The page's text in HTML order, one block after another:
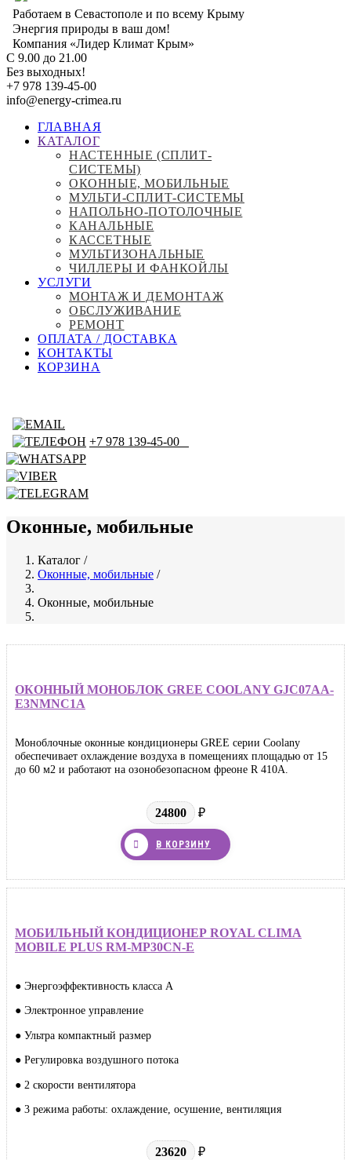
Перейти
основному
содержанию
Работаем в Севастополе и по всему Крыму
Энергия природы в ваш дом!
Компания «Лидер Климат Крым»
С 9.00 до 21.00
Без выходных!
+7 978 139-45-00
info@energy-crimea.ru
Main
navigation
ГЛАВНАЯ
КАТАЛОГ
НАСТЕННЫЕ (СПЛИТ-
СИСТЕМЫ)
ОКОННЫЕ, МОБИЛЬНЫЕ
МУЛЬТИ-СПЛИТ-СИСТЕМЫ
НАПОЛЬНО-ПОТОЛОЧНЫЕ
КАНАЛЬНЫЕ
КАССЕТНЫЕ
МУЛЬТИЗОНАЛЬНЫЕ
ЧИЛЛЕРЫ И ФАНКОЙЛЫ
УСЛУГИ
МОНТАЖ И ДЕМОНТАЖ
ОБСЛУЖИВАНИЕ
РЕМОНТ
ОПЛАТА / ДОСТАВКА
КОНТАКТЫ
КОРЗИНА
+7 978 139-45-00
Оконные, мобильные
Строка
навигации
Каталог /
Оконные, мобильные /
Оконные, мобильные
ОКОННЫЙ МОНОБЛОК GREE COOLANY GJC07AA-
E3NMNC1A
Моноблочные оконные кондиционеры GREE серии Coolany
обеспечивает охлаждение воздуха в помещениях площадью от 15
до 60 м2 и работают на озонобезопасном фреоне R 410A.
24800 ₽
В КОРЗИНУ
МОБИЛЬНЫЙ КОНДИЦИОНЕР ROYAL CLIMA
MOBILE PLUS RM-MP30CN-E
● Энергоэффективность класса А
● Электронное управление
● Ультра компактный размер
● Регулировка воздушного потока
● 2 скорости вентилятора
● 3 режима работы: охлаждение, осушение, вентиляция
23620 ₽